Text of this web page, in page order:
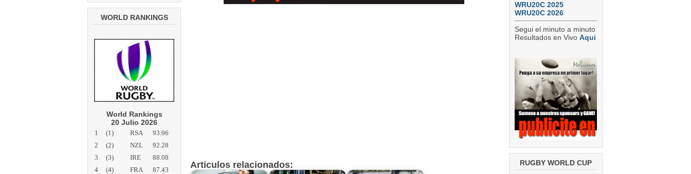
WORLD RANKINGS
World Rankings
20 Julio 2026
1 (1) RSA
93.96
2
(2) NZL
92.28
3
(3) IRE
88.08
4
(4) FRA
87.43
Articulos relacionados:
WRU20C 2025
WRU20C 2026
Segui el minuto a minuto
Resultados en Vivo Aqui
RUGBY WORLD CUP